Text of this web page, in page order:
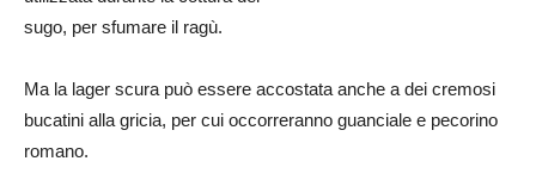
sugo, per sfumare il ragù.
Ma la lager scura può essere accostata anche a dei cremosi
bucatini alla gricia, per cui occorreranno guanciale e pecorino
romano.